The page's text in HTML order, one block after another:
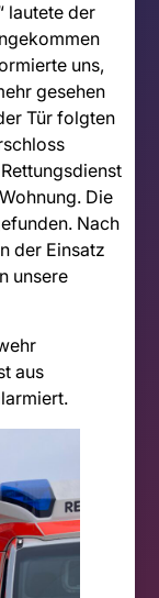
lautete der
uns,
gesehen
Tür folgten
Die
Nach
der Einsatz
unsere
aus